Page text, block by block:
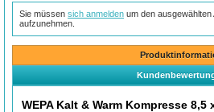
Sie müssensich anmelden um den
aufzunehmen.
WEPA Kalt & Warm Kompresse 8,5